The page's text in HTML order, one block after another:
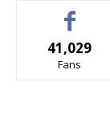
41,029
Fans